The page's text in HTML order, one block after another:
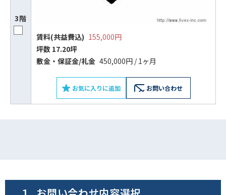
3階
賃料(共益費込) 155,000円
坪数 17.20坪
敷⾦‧保証⾦/礼⾦ 450,000円 / 1ヶ月
お気に入りに追加 お問い合わせ
ビルコード：
をお伝えいただくと
スムーズにご案内できます
0120-620-213
フォームでお問い合わせ